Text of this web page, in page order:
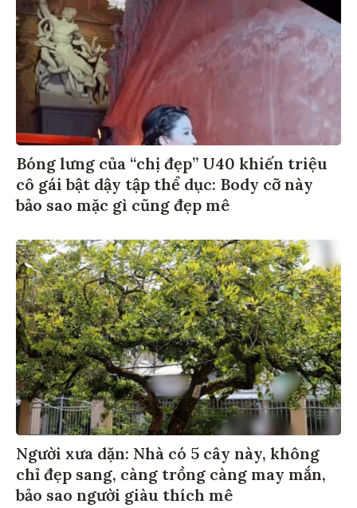
Bóng lưng của “chị đẹp” U40 khiến triệu
cô gái bật dậy tập thể dục: Body cỡ này
bảo sao mặc gì cũng đẹp mê
Người xưa dặn: Nhà có 5 cây này, không
chỉ đẹp sang, càng trồng càng may mắn,
bảo sao người giàu thích mê